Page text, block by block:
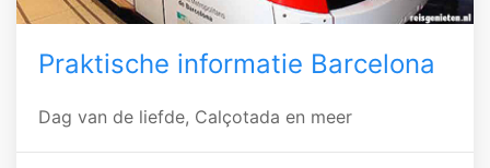
Praktische informatie Barcelona
Dag van de liefde, Calçotada en meer